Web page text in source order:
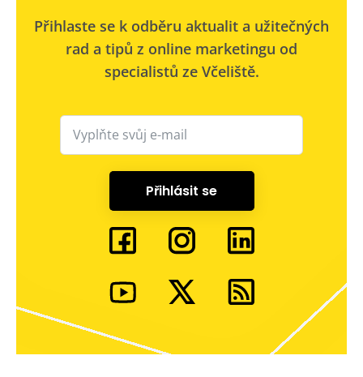
Přihlaste se k odběru aktualit a užitečných
rad a tipů z online marketingu od
specialistů ze Včeliště.
Přihlásit se